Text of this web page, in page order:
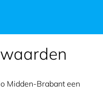
Midden-Brabant een